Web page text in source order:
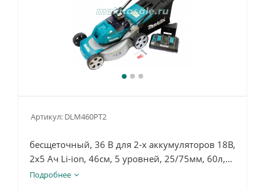
Артикул: DLM460PT2
бесщеточный, 36 В для 2-х аккумуляторов 18В,
2х5 Ач Li-ion, 46см, 5 уровней, 25/75мм, 60л,
26.2кг, коробка, XPT, плавный пуск, зу DC18RD
Подробнее